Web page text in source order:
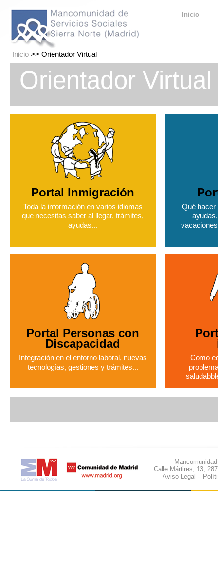
Inicio
Inicio >> Orientador Virtual
Orientador Virtual
Portal Inmigración
Toda la información en varios idiomas
que necesitas saber al llegar, trámites,
ayudas...
Qué hacer
Portal Personas con
Discapacidad
Integración en el entorno laboral, nuevas
tecnologías, gestiones y trámites...
Como
Calle Mártires, 13,
Aviso Legal -